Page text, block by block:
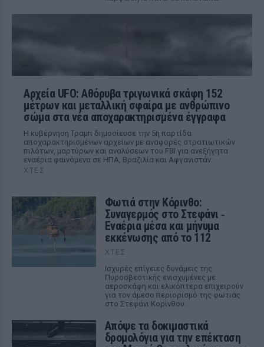
Αρχεία UFO: Αθόρυβα τριγωνικά σκάφη 152
μέτρων και μεταλλική σφαίρα με ανθρώπινο
σώμα στα νέα αποχαρακτηρισμένα έγγραφα
Η κυβέρνηση Τραμπ δημοσίευσε την 5η παρτίδα
αποχαρακτηρισμένων αρχείων με αναφορές στρατιωτικών
πιλότων, μαρτύρων και αναλύσεων του FBI για ανεξήγητα
εναέρια φαινόμενα σε ΗΠΑ, Βραζιλία και Αφγανιστάν.
ΧΤΕΣ
Φωτιά στην Κόρινθο:
Συναγερμός στο Στεφάνι ‑
Εναέρια μέσα και μήνυμα
εκκένωσης από το 112
ΧΤΕΣ
Ισχυρές επίγειες δυνάμεις της
Πυροσβεστικής ενισχυμένες με
αεροσκάφη και ελικόπτερα επιχειρούν
για τον άμεσο περιορισμό της φωτιάς
στο Στεφάνι Κορίνθου.
Απόψε τα δοκιμαστικά
δρομολόγια για την επέκταση